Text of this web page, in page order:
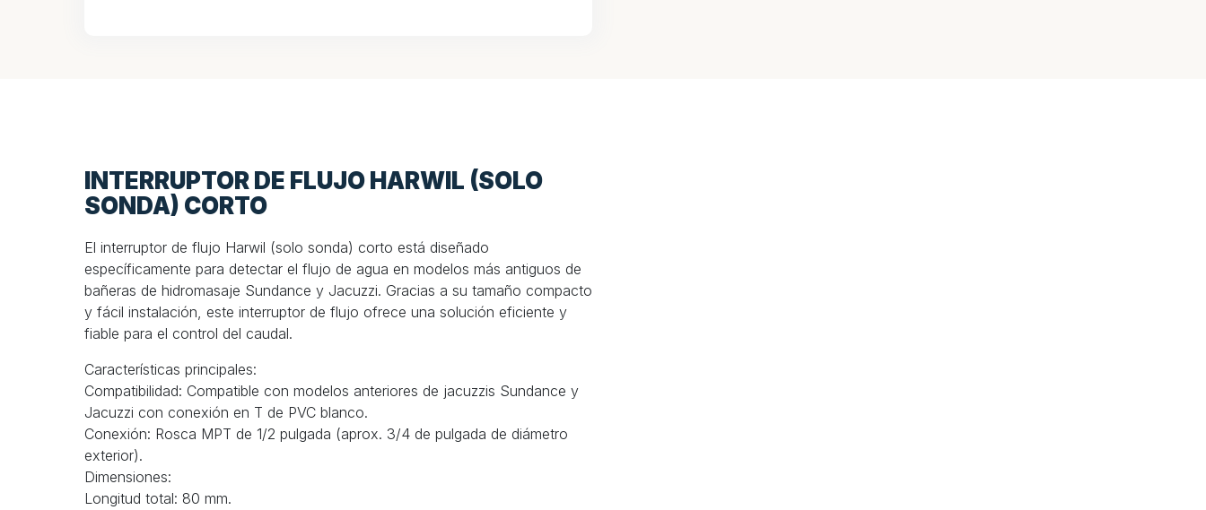
INTERRUPTOR DE FLUJO HARWIL (SOLO
SONDA) CORTO
El interruptor de flujo Harwil (solo sonda) corto está diseñado
específicamente para detectar el flujo de agua en modelos más antiguos de
bañeras de hidromasaje Sundance y Jacuzzi. Gracias a su tamaño compacto
y fácil instalación, este interruptor de flujo ofrece una solución eficiente y
fiable para el control del caudal.
Características principales:
Compatibilidad: Compatible con modelos anteriores de jacuzzis Sundance y
Jacuzzi con conexión en T de PVC blanco.
Conexión: Rosca MPT de 1/2 pulgada (aprox. 3/4 de pulgada de diámetro
exterior).
Dimensiones:
Longitud total: 80 mm.